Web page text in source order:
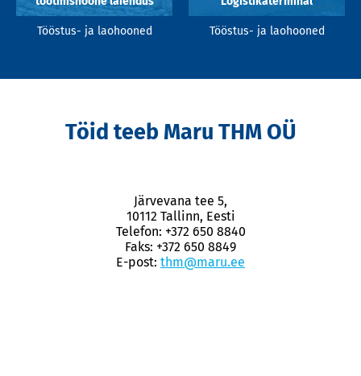
Tööstus- ja laohooned Tööstus- ja laohooned
Töid teeb Maru THM OÜ
Järvevana tee 5,
10112 Tallinn, Eesti
Telefon: +372 650 8840
Faks: +372 650 8849
E-post: thm@maru.ee